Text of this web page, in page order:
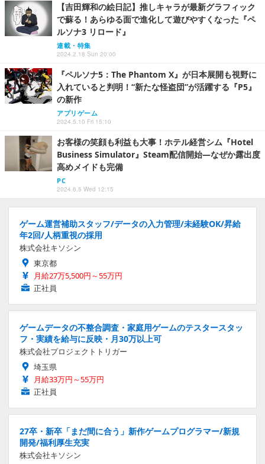
【吉田輝和の絵日記】推しキャラが最新グラフィック
で蘇る！あらゆる面で進化して遊びやすくなった『ペ
ルソナ3 リロード』
連載・特集
2024.2.18 Sun 20:00
『ペルソナ5：The Phantom X』が日本展開も視野に
入れていると判明！“新たな怪盗団”が活躍する『P5』
の新作
アプリゲーム
2024.5.10 Fri 15:10
お客様の笑顔も利益も大事！ホテル経営シム『Hotel
Business Simulator』Steam配信開始―なぜか露出度
高めメイドも完備
PC
2024.6.5 Wed 12:15
ゲーム運営補助スタッフ/データの入力管理/未経験OK/昇給
年2回/人柄重視の採用
株式会社キソシン
東京都
月給27万5,500円～55万円
正社員
ゲームデータの不整合調査・家庭用ゲームのテスタースタッ
フ・実績を給与に反映・月30万以上可
株式会社プロジェクトトリガー
埼玉県
月給33万円～55万円
正社員
27卒・新卒「まだ間に合う」新作ゲームプログラマー/新規
開発/福利厚生充実
株式会社キソシン